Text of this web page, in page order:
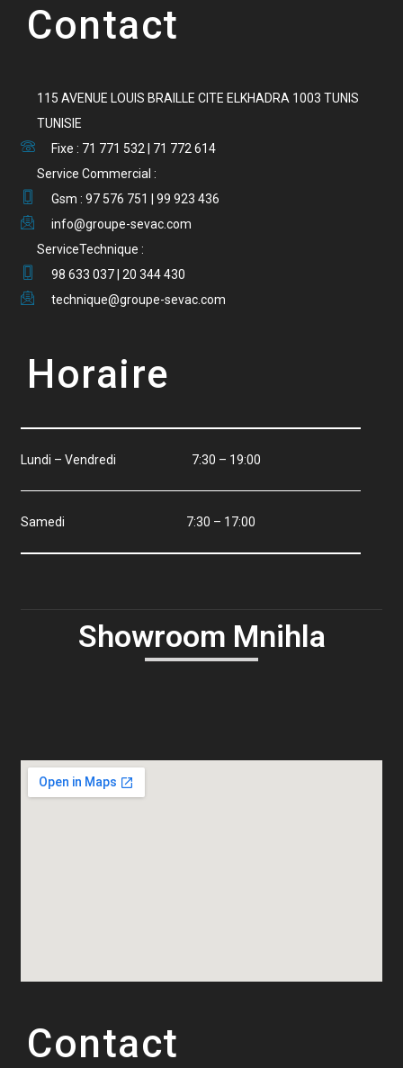
Contact
115 AVENUE LOUIS BRAILLE CITE ELKHADRA 1003 TUNIS
TUNISIE
Fixe : 71 771 532 | 71 772 614
Service Commercial :
Gsm : 97 576 751 | 99 923 436
info@groupe-sevac.com
ServiceTechnique :
98 633 037 | 20 344 430
technique@groupe-sevac.com
Horaire
Lundi – Vendredi 7:30 – 19:00
Samedi 7:30 – 17:00
Showroom Mnihla
Contact